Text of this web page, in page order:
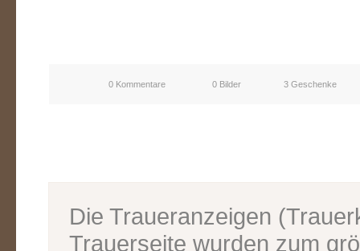
0 Kommentare 0 Bilder 3 Geschenke
Die Traueranzeigen
Trauerseite wurden zum